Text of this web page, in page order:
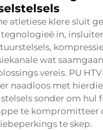
atletiese klere sluit
in,
wat
vereis. PU
naadloos met
sonder om hul
te kompromitteer
te skep.